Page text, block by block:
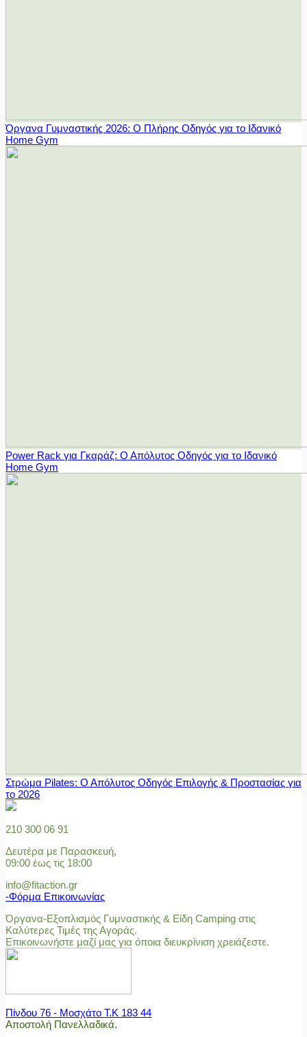
Όργανα Γυμναστικής 2026: Ο Πλήρης Οδηγός για το Ιδανικό
Home Gym
Power Rack για Γκαράζ: Ο Απόλυτος Οδηγός για το Ιδανικό
Home Gym
Στρώμα Pilates: Ο Απόλυτος Οδηγός Επιλογής & Προστασίας για
το 2026
210 300 06 91
Δευτέρα με Παρασκευή,
09:00 έως τις 18:00
info@fitaction.gr
-Φόρμα Επικοινωνίας
Όργανα-Εξοπλισμός Γυμναστικής & Είδη Camping στις
Καλύτερες Τιμές της Αγοράς.
Επικοινωνήστε μαζί μας για όποια διευκρίνιση χρειάζεστε.
Πίνδου 76 - Μοσχάτο Τ.Κ 183 44
Αποστολή Πανελλαδικά.